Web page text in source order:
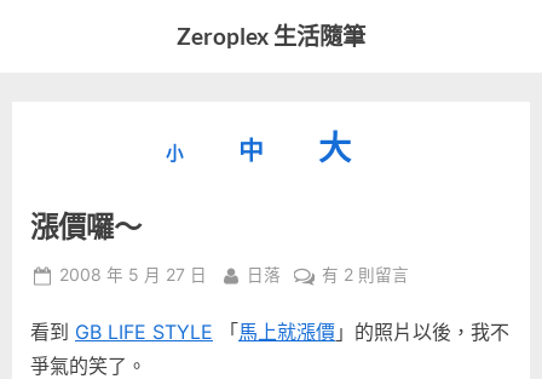
Zeroplex 生活隨筆
發
事
小
小。
中
重
型
大
大
字
型
漲價囉～
Posted
2008 年 5 月 27 日 By
日落
在
價
有 2 則留言
看到 GB LIFE STYLE 「馬上就漲價 」的照片以後，我不
爭氣的笑了。